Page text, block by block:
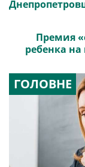
Премия
ребенка
ГОЛОВНЕ